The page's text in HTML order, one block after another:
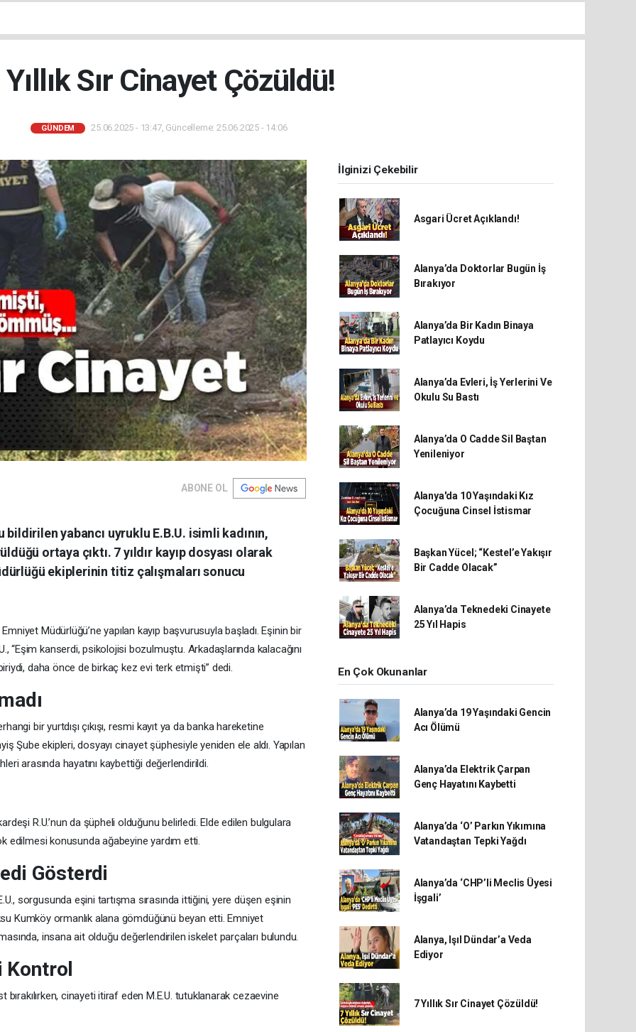
Sır Cinayet Çözüldü!
GÜNDEM 25.06.2025 - 13:47, Güncelleme: 25.06.2025 - 14:06
ABONE OL
bildirilen yabancı uyruklu E.B.U. isimli kadının,
ortaya çıktı. 7 yıldır kayıp dosyası olarak
ekiplerinin titiz çalışmaları sonucu
Müdürlüğü’ne yapılan kayıp başvurusuyla başladı. Eşinin bir
“Eşim kanserdi, psikolojisi bozulmuştu. Arkadaşlarında kalacağını
daha önce de birkaç kez evi terk etmişti” dedi.
bir yurtdışı çıkışı, resmi kayıt ya da banka hareketine
Şube ekipleri, dosyayı cinayet şüphesiyle yeniden ele aldı. Yapılan
arasında hayatını kaybettiği değerlendirildi.
R.U.’nun da şüpheli olduğunu belirledi. Elde edilen bulgulara
edilmesi konusunda ağabeyine yardım etti.
Gösterdi
sorgusunda eşini tartışma sırasında ittiğini, yere düşen eşinin
Kumköy ormanlık alana gömdüğünü beyan etti. Emniyet
insana ait olduğu değerlendirilen iskelet parçaları bulundu.
cinayeti itiraf eden M.E.U. tutuklanarak cezaevine
İlginizi Çekebilir
Asgari Ücret Açıklandı!
Alanya’da Doktorlar Bugün İş
Bırakıyor
Alanya’da Bir Kadın Binaya
Patlayıcı Koydu
Alanya’da Evleri, İş Yerlerini Ve
Okulu Su Bastı
Alanya’da O Cadde Sil Baştan
Yenileniyor
Alanya'da 10 Yaşındaki Kız
Çocuğuna Cinsel İstismar
Başkan Yücel; “Kestel’e Yakışır
Bir Cadde Olacak”
Alanya’da Teknedeki Cinayete
25 Yıl Hapis
En Çok Okunanlar
Alanya’da 19 Yaşındaki Gencin
Acı Ölümü
Alanya’da Elektrik Çarpan
Genç Hayatını Kaybetti
Alanya’da ‘O’ Parkın Yıkımına
Vatandaştan Tepki Yağdı
Alanya’da ‘CHP’li Meclis Üyesi
İşgali’
Alanya, Işıl Dündar’a Veda
Ediyor
7 Yıllık Sır Cinayet Çözüldü!